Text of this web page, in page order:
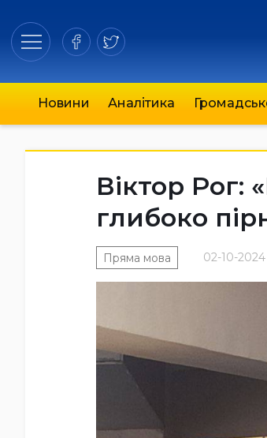
Новини Аналітика
Віктор Рог:
глибоко
02-10-2024
Пряма мова